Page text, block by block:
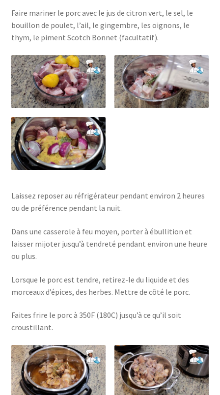
Faire mariner le porc avec le jus de citron vert, le sel, le
bouillon de poulet, l’ail, le gingembre, les oignons, le
thym, le piment Scotch Bonnet (facultatif).
Laissez reposer au réfrigérateur pendant environ 2 heures
ou de préférence pendant la nuit.
Dans une casserole à feu moyen, porter à ébullition et
laisser mijoter jusqu’à tendreté pendant environ une heure
ou plus.
Lorsque le porc est tendre, retirez-le du liquide et des
morceaux d’épices, des herbes. Mettre de côté le porc.
Faites frire le porc à 350F (180C) jusqu’à ce qu’il soit
croustillant.